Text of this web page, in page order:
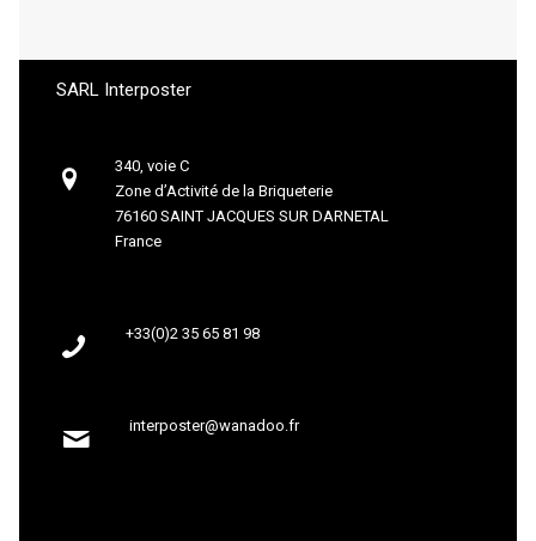
SARL Interposter
340, voie C
Zone d’Activité de la Briqueterie
76160 SAINT JACQUES SUR DARNETAL
France
+33(0)2 35 65 81 98
interposter@wanadoo.fr